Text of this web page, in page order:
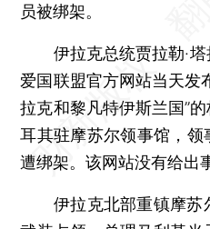
员被绑架。
伊拉克总统贾拉勒·塔
爱国联盟官方网站当天发
拉克和黎凡特伊斯兰国”
耳其驻摩苏尔领事馆，
遭绑架。该网站没有给出
伊拉克北部重镇摩苏